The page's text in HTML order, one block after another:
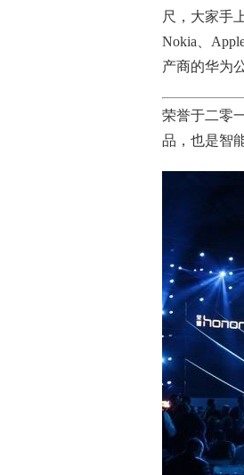
尺，大家手
Nokia、
产商的华为
荣誉于二零
品，也是智